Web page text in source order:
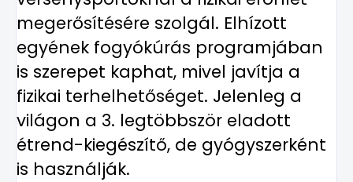
megerősítésére szolgál. Elhízott
egyének fogyókúrás programjában
is szerepet kaphat, mivel javítja a
fizikai terhelhetőséget. Jelenleg a
világon a 3. legtöbbször eladott
étrend-kiegészítő, de gyógyszerként
is használják.